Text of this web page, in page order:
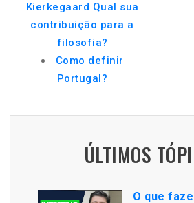
Kierkegaard Qual sua
contribuição para a
filosofia?
Como definir
Portugal?
ÚLTIMOS
O que